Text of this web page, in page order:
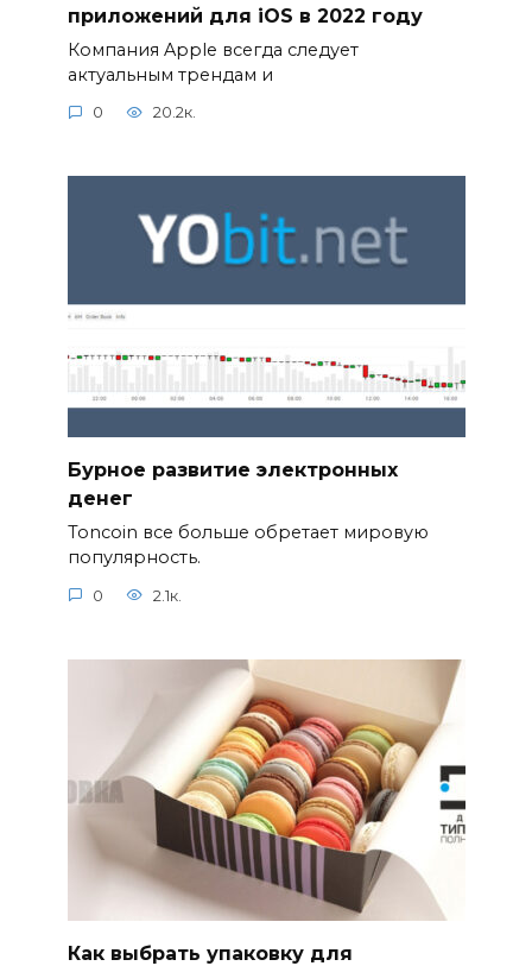
приложений для iOS в 2022 году
Компания Apple всегда следует
актуальным трендам и
0 20.2к.
Бурное развитие электронных
денег
Toncoin все больше обретает мировую
популярность.
0 2.1к.
Как выбрать упаковку для